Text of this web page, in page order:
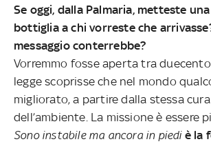
Se oggi, dalla Palmaria, metteste
bottiglia a chi vorreste che
messaggio conterrebbe?
Vorremmo fosse aperta tra
legge scoprisse che nel mondo
migliorato, a partire dalla stessa
dell’ambiente. La missione è essere
Sono instabile ma ancora in piediè la